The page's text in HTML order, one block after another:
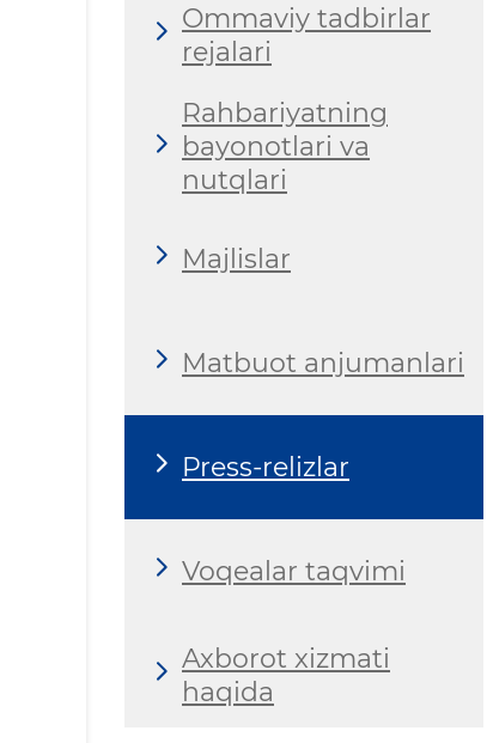
Ommaviy tadbirlar
rejalari
Rahbariyatning
bayonotlari va
nutqlari
Majlislar
Matbuot anjumanlari
Press-relizlar
Voqealar taqvimi
Axborot xizmati
haqida